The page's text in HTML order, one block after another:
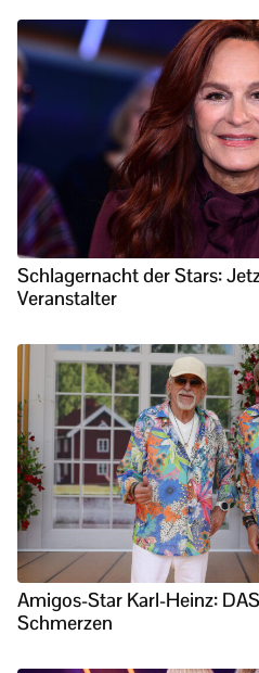
Schlagernacht der Stars:
Veranstalter
Amigos-Star Karl-Heinz:
Schmerzen